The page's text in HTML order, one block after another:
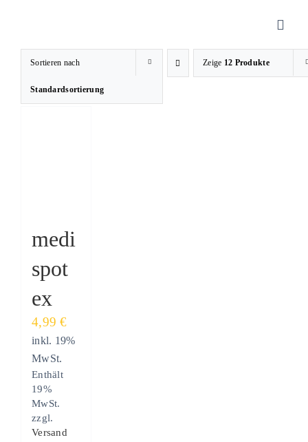
Sortieren nach
Standardsortierung
Zeige 12 Produkte
medi
spot
ex
4,99€
inkl. 19%
MwSt.
Enthält
19%
MwSt.
zzgl.
Versand